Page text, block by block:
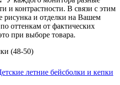
и контрастности. В связи с этим
рисунка и отделки на Вашем
оттенкам от фактических
при выборе товара.
(48-50)
летние бейсболки и кепки